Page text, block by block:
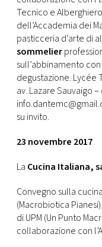
Tecnico e
dell’Accademia dei
pasticceria d’arte di
sommelier
sull’abbinamento
degustazione. Lycée
av. Lazare Sauvaigo
su invito.
23 novembre 2017
La Cucina Italiana,
Convegno sulla
(Macrobiotica
di UPM (Un Punto
collaborazione con